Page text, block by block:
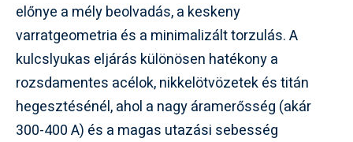
előnye a mély beolvadás, a keskeny
varratgeometria és a minimalizált torzulás. A
kulcslyukas eljárás különösen hatékony a
rozsdamentes acélok, nikkelötvözetek és titán
hegesztésénél, ahol a nagy áramerősség (akár
300-400 A) és a magas utazási sebesség